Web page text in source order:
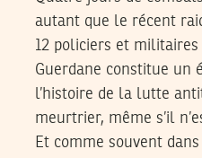
autant que le récent
12 policiers et
Guerdane constitue un
l’histoire de la lutte
meurtrier, même s’il
Et comme souvent